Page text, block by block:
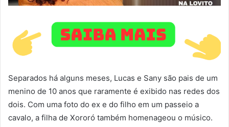
Separados há alguns meses, Lucas e Sany são pais de um
menino de 10 anos que raramente é exibido nas redes dos
dois. Com uma foto do ex e do filho em um passeio a
cavalo, a filha de Xororó também homenageou o músico.